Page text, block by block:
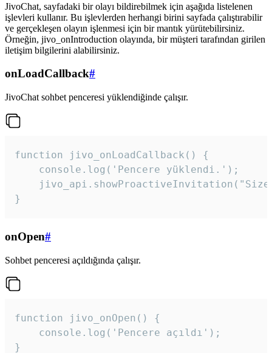
JivoChat, sayfadaki bir olayı bildirebilmek için aşağıda listelenen
işlevleri kullanır. Bu işlevlerden herhangi birini sayfada çalıştırabilir
ve gerçekleşen olayın işlenmesi için bir mantık yürütebilirsiniz.
Örneğin, jivo_onIntroduction olayında, bir müşteri tarafından girilen
iletişim bilgilerini alabilirsiniz.
onLoadCallback#
JivoChat sohbet penceresi yüklendiğinde çalışır.
function jivo_onLoadCallback() {
    console.log('Pencere yüklendi.');
}
onOpen#
Sohbet penceresi açıldığında çalışır.
function jivo_onOpen() {
    console.log('Pencere açıldı');
}